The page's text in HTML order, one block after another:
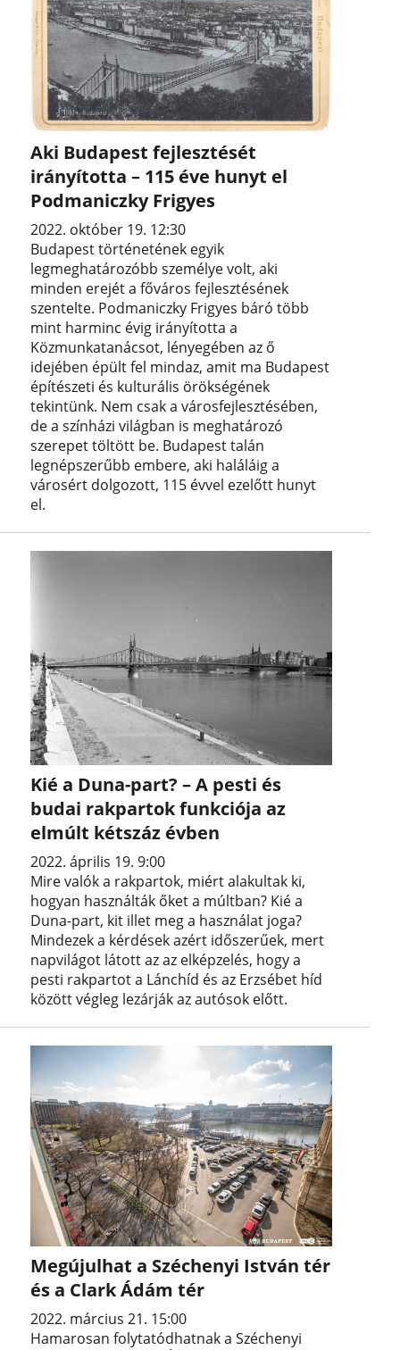
Aki Budapest fejlesztését
irányította – 115 éve hunyt el
Podmaniczky Frigyes
2022. október 19. 12:30
Budapest történetének egyik
legmeghatározóbb személye volt, aki
minden erejét a főváros fejlesztésének
szentelte. Podmaniczky Frigyes báró több
mint harminc évig irányította a
Közmunkatanácsot, lényegében az ő
idejében épült fel mindaz, amit ma Budapest
építészeti és kulturális örökségének
tekintünk. Nem csak a városfejlesztésében,
de a színházi világban is meghatározó
szerepet töltött be. Budapest talán
legnépszerűbb embere, aki haláláig a
városért dolgozott, 115 évvel ezelőtt hunyt
el.
Kié a Duna-part? – A pesti és
budai rakpartok funkciója az
elmúlt kétszáz évben
2022. április 19. 9:00
Mire valók a rakpartok, miért alakultak ki,
hogyan használták őket a múltban? Kié a
Duna-part, kit illet meg a használat joga?
Mindezek a kérdések azért időszerűek, mert
napvilágot látott az az elképzelés, hogy a
pesti rakpartot a Lánchíd és az Erzsébet híd
között végleg lezárják az autósok előtt.
Megújulhat a Széchenyi István tér
és a Clark Ádám tér
2022. március 21. 15:00
Hamarosan folytatódhatnak a Széchenyi